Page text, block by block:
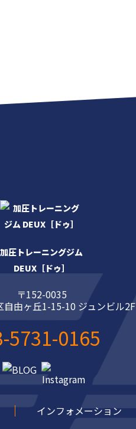
加圧トレーニングジム
DEUX［ドゥ］
〒152-0035
自由ヶ丘1-15-10 ジュンビル2F
5731-0165
インフォメーション